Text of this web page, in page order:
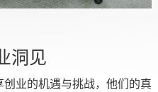
洞见
业的机遇与挑战，他们的真